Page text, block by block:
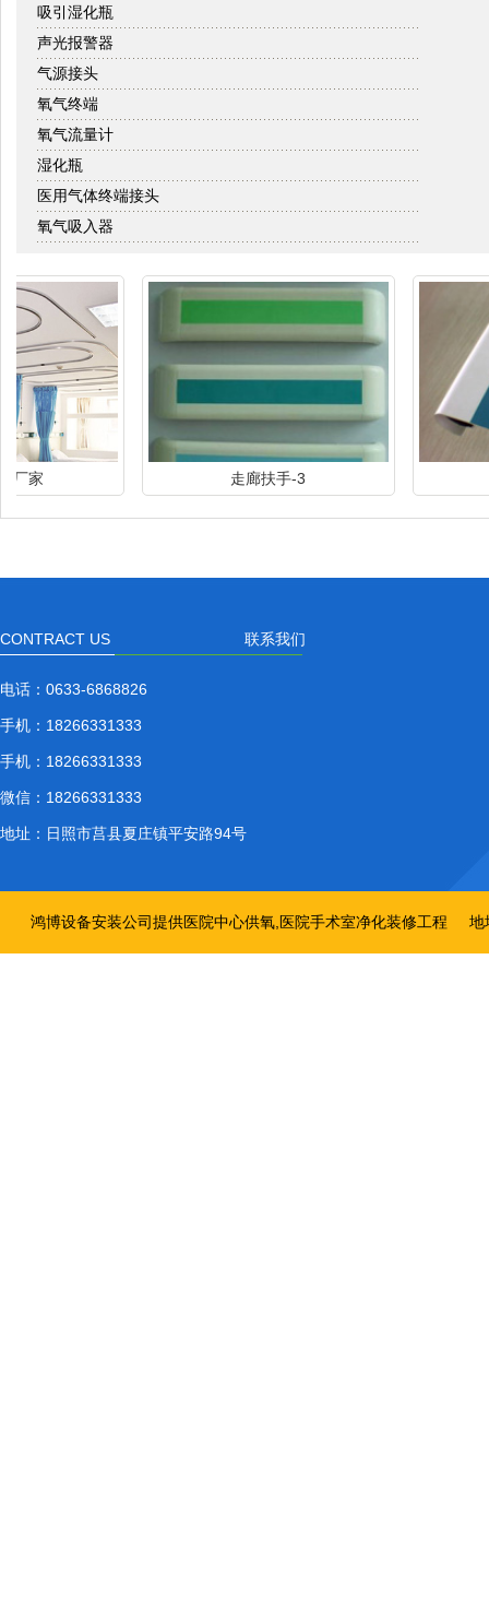
吸引湿化瓶
声光报警器
气源接头
氧气终端
氧气流量计
湿化瓶
医用气体终端接头
氧气吸入器
走廊扶手-3
联系我们
CONTRACT US
电话： 0633-6868826
手机： 18266331333
手机： 18266331333
微信： 18266331333
地址： 日照市莒县夏庄镇平安路94号
鸿博设备安装公司提供医院中心供氧,医院手术室净化装修工程 地